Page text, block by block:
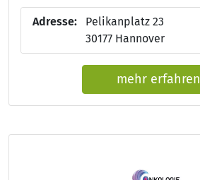
Adresse:
Pelikanplatz 23
30177 Hannover
mehr erfahren